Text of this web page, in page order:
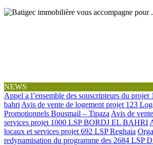
NEWS
Appel a l’ensemble des souscripteurs du projet
bahri Avis de vente de logement projet 123
Promotionnels Bousmail – Tipaza Avis de
services projet 1000 LSP BORDJ EL BAHRI
locaux et services projet 692 LSP Reghaia
redynamisation du programme des 2684 LSP